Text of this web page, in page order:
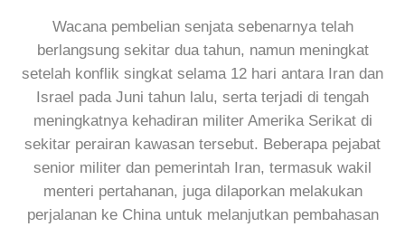
Wacana pembelian senjata sebenarnya telah
berlangsung sekitar dua tahun, namun meningkat
setelah konflik singkat selama 12 hari antara Iran dan
Israel pada Juni tahun lalu, serta terjadi di tengah
meningkatnya kehadiran militer Amerika Serikat di
sekitar perairan kawasan tersebut. Beberapa pejabat
senior militer dan pemerintah Iran, termasuk wakil
menteri pertahanan, juga dilaporkan melakukan
perjalanan ke China untuk melanjutkan pembahasan